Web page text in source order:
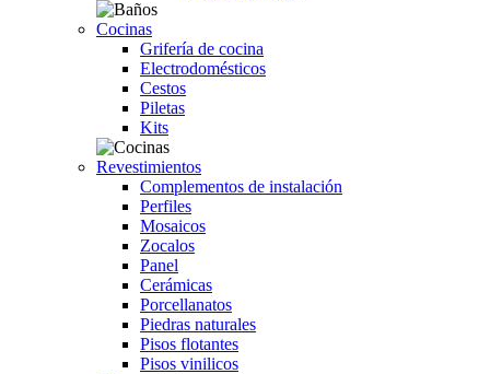
Cocinas
Grifería de cocina
Electrodomésticos
Cestos
Piletas
Kits
Revestimientos
Complementos de instalación
Perfiles
Mosaicos
Zocalos
Panel
Cerámicas
Porcellanatos
Piedras naturales
Pisos flotantes
Pisos vinilicos